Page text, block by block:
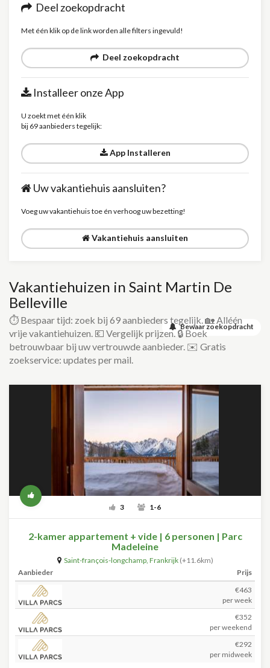
Deel zoekopdracht
Met één klik op de link worden alle filters ingevuld!
Deel zoekopdracht
Installeer onze App
U zoekt met één klik
bij 69 aanbieders tegelijk:
App Installeren
Uw vakantiehuis aansluiten?
Voeg uw vakantiehuis toe én verhoog uw bezetting!
Vakantiehuis aansluiten
Bewaar zoekopdracht
Vakantiehuizen in Saint Martin De
Belleville
⏱️ Bespaar tijd: zoek bij 69 aanbieders tegelijk. 🏡 Alléén
vrije vakantiehuizen. 💶 Vergelijk prijzen. 🔒 Boek
betrouwbaar bij uw vertrouwde aanbieder. ✉️ Gratis
zoekservice: updates per mail.
3 1-6
2-kamer appartement + vide | 6 personen | Parc
Madeleine
Saint-françois-longchamp, Frankrijk (+11.6km)
Aanbieder
Prijs
€463
per week
€352
per weekend
€292
per midweek